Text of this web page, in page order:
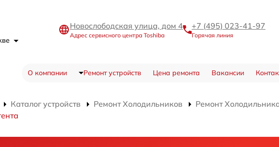
Новослободская улица, дом 4
Адрес сервисного центра Toshiba
+7 (495) 023-41-97
Горячая линия
О компании Ремонт устройств Цена ремонта Вакансии
Каталог устройств Ремонт Холодильников
Ремонт